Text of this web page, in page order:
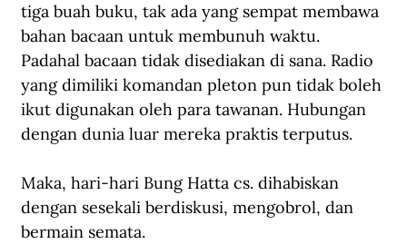
tiga buah buku, tak ada yang sempat membawa
bahan bacaan untuk membunuh waktu.
Padahal bacaan tidak disediakan di sana. Radio
yang dimiliki komandan pleton pun tidak boleh
ikut digunakan oleh para tawanan. Hubungan
dengan dunia luar mereka praktis terputus.
Maka, hari-hari Bung Hatta cs. dihabiskan
dengan sesekali berdiskusi, mengobrol, dan
bermain semata.